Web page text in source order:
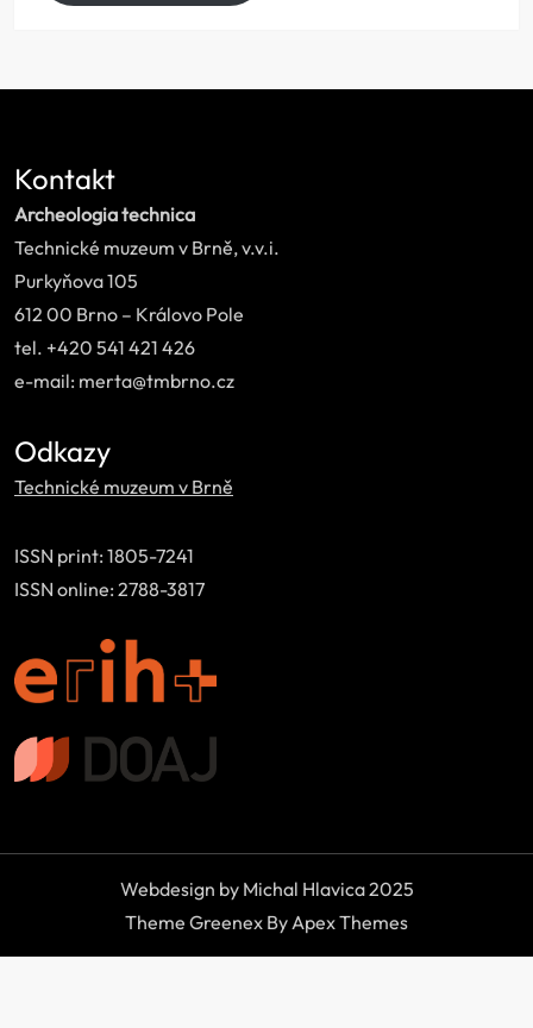
Kontakt
Archeologia technica
Technické muzeum v Brně, v.v.i.
Purkyňova 105
612 00 Brno – Královo Pole
tel. +420 541 421 426
e-mail: merta@tmbrno.cz
Odkazy
Technické muzeum v Brně
ISSN print: 1805-7241
ISSN online: 2788-3817
Webdesign by Michal Hlavica 2025
Theme Greenex By Apex Themes